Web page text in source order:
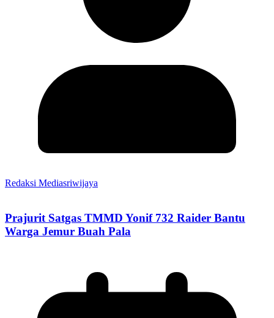
Redaksi Mediasriwijaya
Prajurit Satgas TMMD Yonif 732 Raider Bantu
Warga Jemur Buah Pala